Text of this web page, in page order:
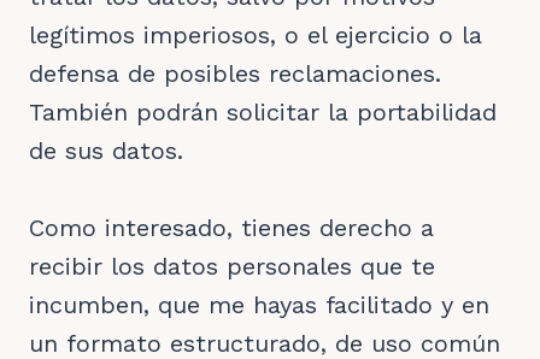
legítimos imperiosos, o el ejercicio o la
defensa de posibles reclamaciones.
También podrán solicitar la portabilidad
de sus datos.
Como interesado, tienes derecho a
recibir los datos personales que te
incumben, que me hayas facilitado y en
un formato estructurado, de uso común